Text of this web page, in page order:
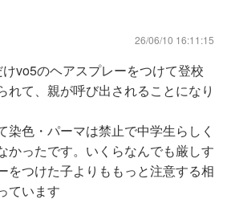
26/06/10 16:11:15
vo5のヘアスプレーをつけて登校
れて、親が呼び出されることになり
染色・パーマは禁止で中学生らしく
かったです。いくらなんでも厳しす
をつけた子よりももっと注意する相
ています